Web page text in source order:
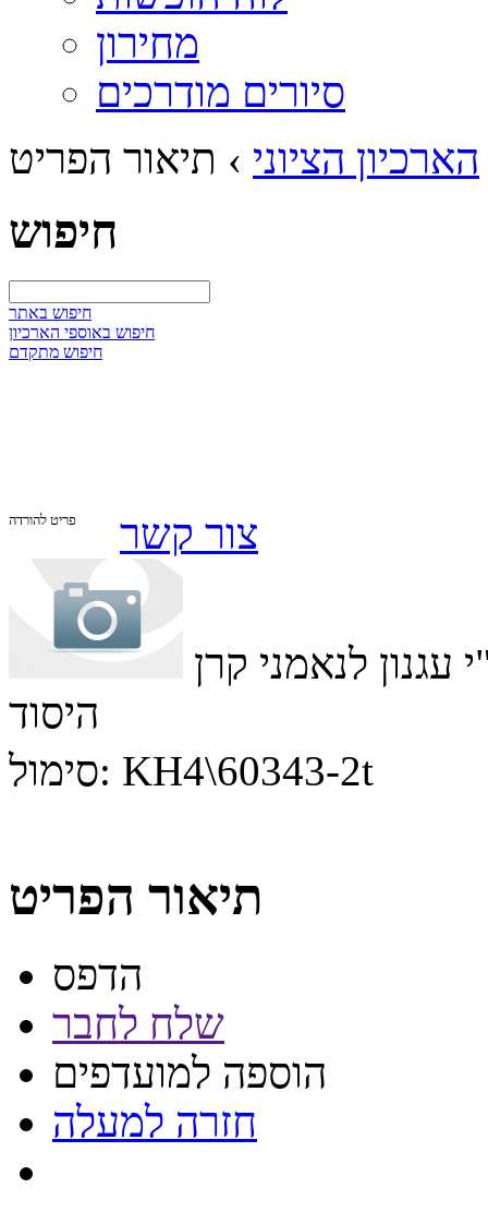
מחירון
סיורים מודרכים
הארכיון הציוני › תיאור הפריט
חיפוש
חיפוש באתר
חיפוש באוספי הארכיון
חיפוש מתקדם
פריט להורדה צור קשר
לנאמני קרן
היסוד
סימול: KH4\60343-2t
תיאור הפריט
הדפס
שלח לחבר
הוספה למועדפים
חזרה למעלה